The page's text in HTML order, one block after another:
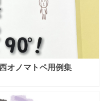
オノマトペ用例集